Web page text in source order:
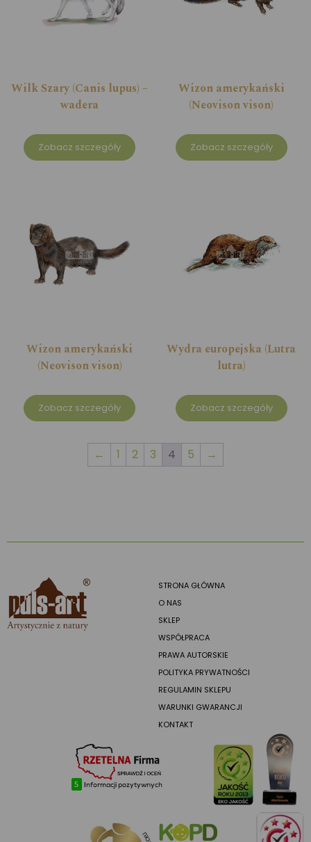
Wilk Szary (Canis lupus) –
wadera
Zobacz szczegóły
Wizon amerykański
(Neovison vison)
Zobacz szczegóły
Wizon amerykański
(Neovison vison)
Zobacz szczegóły
Wydra europejska (Lutra
lutra)
Zobacz szczegóły
← 1 2 3 4 5 →
STRONA GŁÓWNA
O NAS
SKLEP
WSPÓŁPRACA
PRAWA AUTORSKIE
POLITYKA PRYWATNOŚCI
REGULAMIN SKLEPU
WARUNKI GWARANCJI
KONTAKT